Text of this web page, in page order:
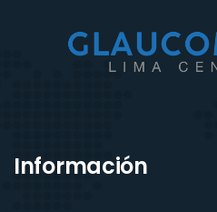
Información